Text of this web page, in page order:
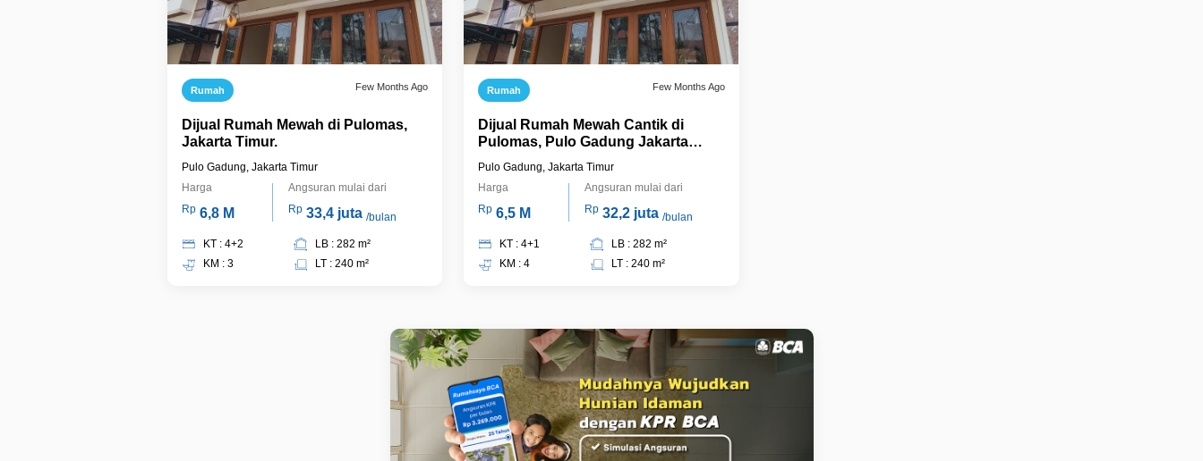
Rumah Few Months Ago
Dijual Rumah Mewah di Pulomas,
Jakarta Timur.
Pulo Gadung, Jakarta Timur
Harga
Rp 6,8 M
Angsuran mulai dari
Rp 33,4 juta /bulan
KT : 4+2
KM : 3
LB : 282 m²
LT : 240 m²
Rumah Few Months Ago
Dijual Rumah Mewah Cantik di
Pulomas, Pulo Gadung Jakarta
Pulo Gadung, Jakarta Timur
Harga
Rp 6,5 M
Angsuran mulai dari
Rp 32,2 juta /bulan
KT : 4+1
KM : 4
LB : 282 m²
LT : 240 m²